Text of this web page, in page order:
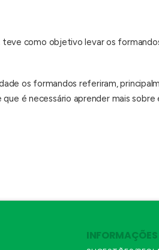
como objetivo levar os
os formandos referiram,
é necessário aprender mais
INFORMAÇÕES